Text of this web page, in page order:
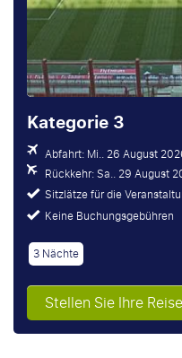
Kategorie 3
Abfahrt: Mi.. 26 August
Rückkehr: Sa.. 29 August
Sitzlätze für die
Keine Buchungsgebühren
3 Nächte
Stellen Sie Ihre